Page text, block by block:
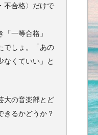
不合格〉だけで
一等合格」
でしょ。「あの
なくていい」と
大の音楽部とど
きるかどうか？